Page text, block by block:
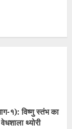
१): विष्णु स्तंभ का
थ्योरी